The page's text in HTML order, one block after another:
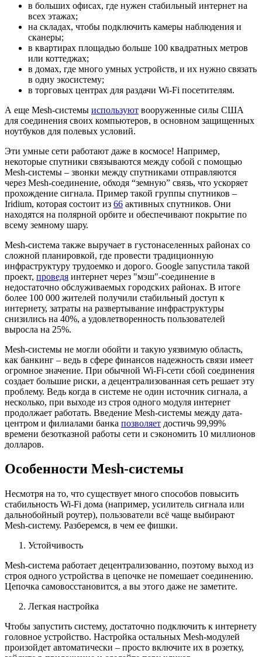
в больших офисах, где нужен стабильный интернет на
всех этажах;
на складах, чтобы подключить камеры наблюдения и
сканеры;
в квартирах площадью больше 100 квадратных метров
или коттеджах;
в домах, где много умных устройств, и их нужно связать
в одну экосистему;
в торговых центрах для раздачи Wi-Fi посетителям.
А еще Mesh-системы используют вооруженные силы США
для соединения своих компьютеров, в основном защищенных
ноутбуков для полевых условий.
Эти умные сети работают даже в космосе! Например,
некоторые спутники связываются между собой с помощью
Mesh-системы – звонки между спутниками отправляются
через Mesh-соединение, обходя “земную” связь, что ускоряет
прохождение сигнала. Пример такой группы спутников –
Iridium, которая состоит из 66 активных спутников. Они
находятся на полярной орбите и обеспечивают покрытие по
всему земному шару.
Mesh-система также выручает в густонаселенных районах со
сложной планировкой, где провести традиционную
инфраструктуру трудоемко и дорого. Google запустила такой
проект, проведя интернет через "мэш"-соединение в
недостаточно обслуживаемых городских районах. В итоге
более 100 000 жителей получили стабильный доступ к
интернету, затраты на развертывание инфраструктуры
снизились на 40%, а удовлетворенность пользователей
выросла на 25%.
Mesh-системы не могли обойти и такую уязвимую область,
как банкинг – ведь в сфере финансов надежность связи имеет
огромное значение. При обычной Wi-Fi-сети сбой соединения
создает большие риски, а децентрализованная сеть решает эту
проблему. Ведь когда в системе не один источник сигнала, а
несколько, при выходе из строя одного модуля интернет
продолжает работать. Введение Mesh-системы между дата-
центром и филиалами банка позволяет достичь 99,99%
времени безотказной работы сети и сэкономить 10 миллионов
долларов.
Особенности Mesh-системы
Несмотря на то, что существует много способов повысить
стабильность Wi-Fi дома (например, усилитель сигнала или
дальнобойный роутер), пользователи всё чаще выбирают
Mesh-систему. Разберемся, в чем ее фишки.
Устойчивость
Mesh-система работает децентрализованно, поэтому выход из
строя одного устройства в цепочке не помешает соединению.
Цепочка самовосстановится, а вы этого даже не заметите.
Легкая настройка
Чтобы запустить систему, достаточно подключить к интернету
головное устройство. Настройка остальных Mesh-модулей
произойдет автоматически – просто включите их в розетку,